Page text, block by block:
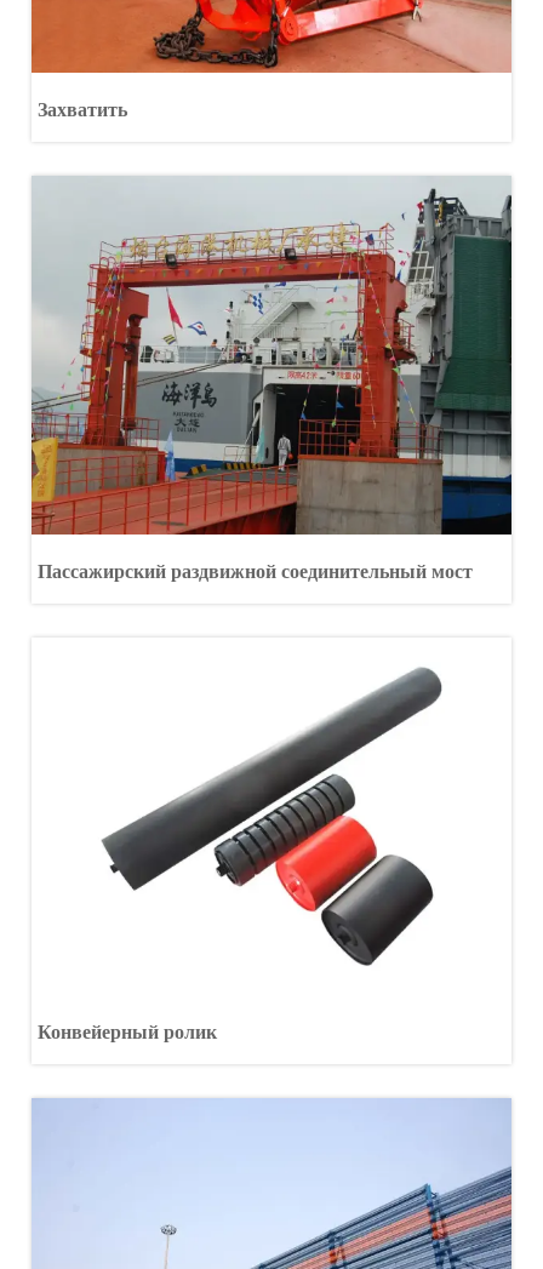
Захватить
Пассажирский раздвижной соединительный мост
Конвейерный ролик